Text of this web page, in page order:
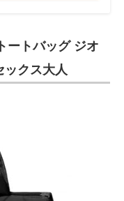
ートバッグ ジオ
ックス大人